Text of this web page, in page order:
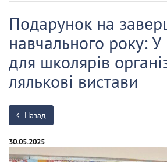
Подарунок на
навчального року:
для школярів
лялькові вистави
Назад
30.05.2025